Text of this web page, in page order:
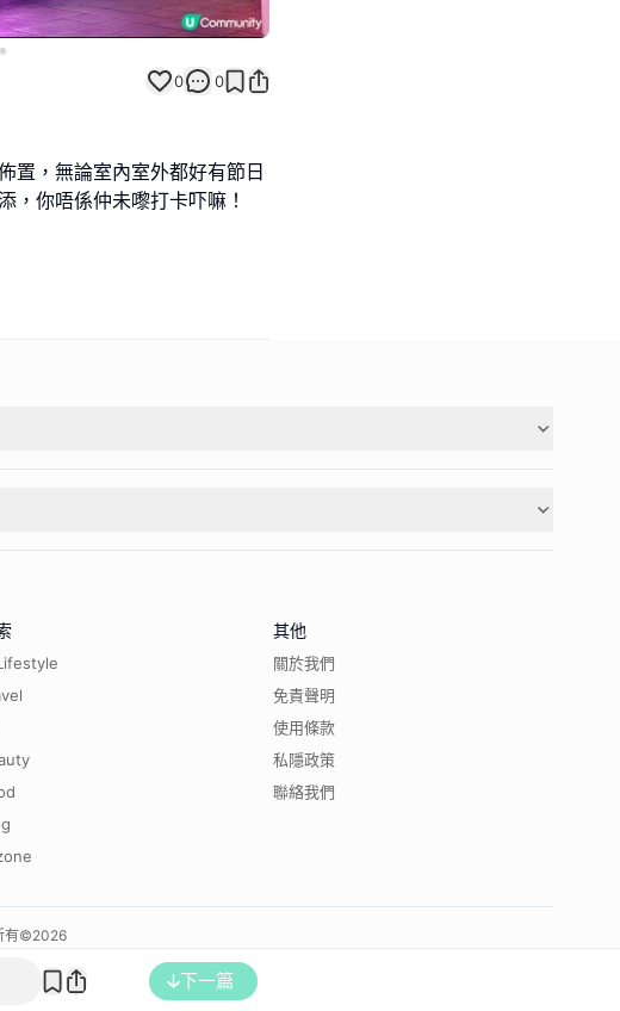
0 0
置，無論室內室外都好有節日
下一篇
其他
關於我們
免責聲明
使用條款
私隱政策
聯絡我們
有©2026